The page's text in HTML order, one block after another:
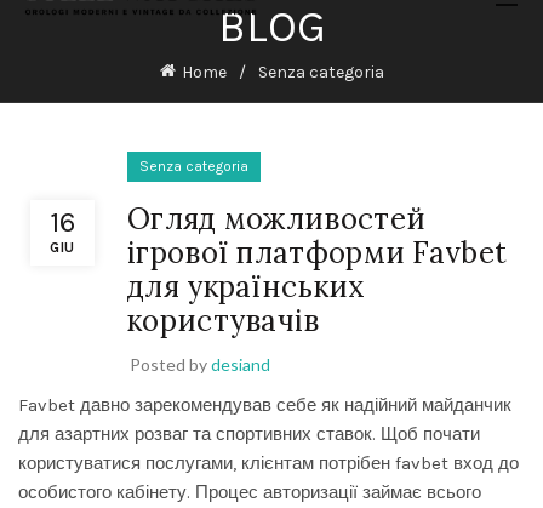
BLOG
Home Senza categoria
16
GIU
Senza categoria
Огляд можливостей
ігрової платформи Favbet
для українських
користувачів
Posted bydesiand
Favbet давно зарекомендував себе як надійний майданчик
для азартних розваг та спортивних ставок. Щоб почати
користуватися послугами, клієнтам потрібен favbet вход до
особистого кабінету. Процес авторизації займає всього